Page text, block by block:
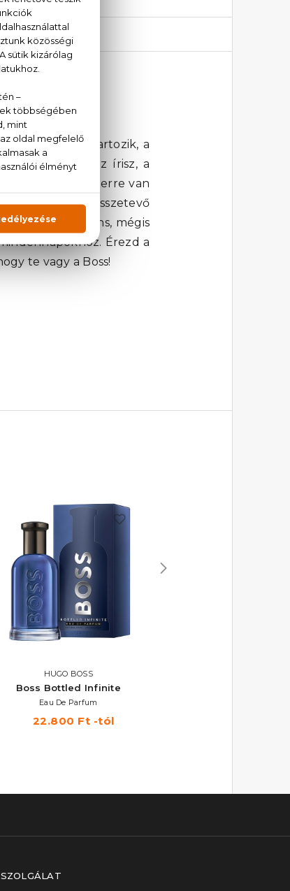
illatcsaládba tartozik, a
a mandarin, az írisz, a
ami egyszerre van
minden egyes összetevő
a markáns, mégis
Érezd a
te vagy a Boss!
HUGO BOSS
Boss Bottled Infinite
Eau De Parfum
22.800 Ft -tól